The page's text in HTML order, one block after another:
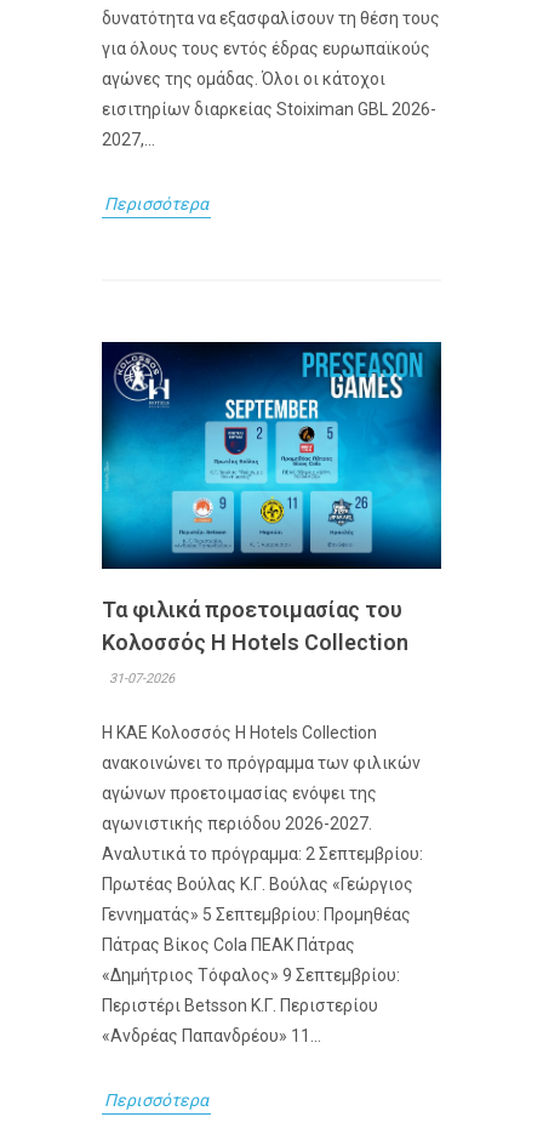
δυνατότητα να εξασφαλίσουν τη θέση τους
για όλους τους εντός έδρας ευρωπαϊκούς
αγώνες της ομάδας. Όλοι οι κάτοχοι
εισιτηρίων διαρκείας Stoiximan GBL 2026-
2027,...
Περισσότερα
Τα φιλικά προετοιμασίας του
Κολοσσός H Hotels Collection
31-07-2026
Η ΚΑΕ Κολοσσός H Hotels Collection
ανακοινώνει το πρόγραμμα των φιλικών
αγώνων προετοιμασίας ενόψει της
αγωνιστικής περιόδου 2026-2027.
Αναλυτικά το πρόγραμμα: 2 Σεπτεμβρίου:
Πρωτέας Βούλας Κ.Γ. Βούλας «Γεώργιος
Γεννηματάς» 5 Σεπτεμβρίου: Προμηθέας
Πάτρας Βίκος Cola ΠΕΑΚ Πάτρας
«Δημήτριος Τόφαλος» 9 Σεπτεμβρίου:
Περιστέρι Betsson Κ.Γ. Περιστερίου
«Ανδρέας Παπανδρέου» 11...
Περισσότερα